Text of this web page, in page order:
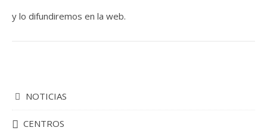
y lo difundiremos en la web.
NOTICIAS
CENTROS